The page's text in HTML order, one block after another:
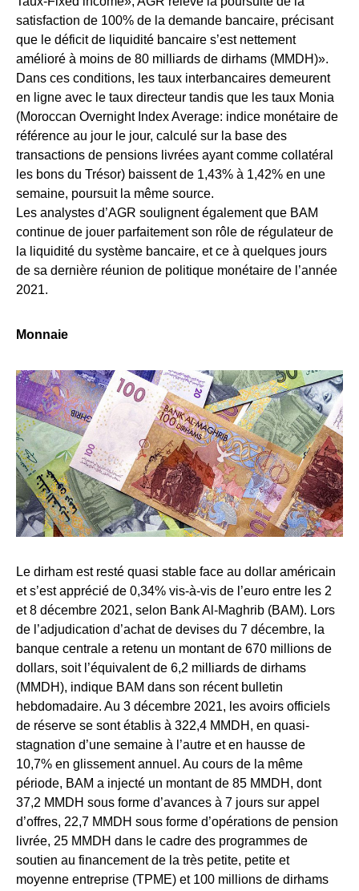
satisfaction de 100% de la demande bancaire, précisant
que le déficit de liquidité bancaire s’est nettement
amélioré à moins de 80 milliards de dirhams (MMDH)».
Dans ces conditions, les taux interbancaires demeurent
en ligne avec le taux directeur tandis que les taux Monia
(Moroccan Overnight Index Average: indice monétaire de
référence au jour le jour, calculé sur la base des
transactions de pensions livrées ayant comme collatéral
les bons du Trésor) baissent de 1,43% à 1,42% en une
semaine, poursuit la même source.
Les analystes d’AGR soulignent également que BAM
continue de jouer parfaitement son rôle de régulateur de
la liquidité du système bancaire, et ce à quelques jours
de sa dernière réunion de politique monétaire de l’année
2021.
Monnaie
Le dirham est resté quasi stable face au dollar américain
et s’est apprécié de 0,34% vis-à-vis de l’euro entre les 2
et 8 décembre 2021, selon Bank Al-Maghrib (BAM). Lors
de l’adjudication d’achat de devises du 7 décembre, la
banque centrale a retenu un montant de 670 millions de
dollars, soit l’équivalent de 6,2 milliards de dirhams
(MMDH), indique BAM dans son récent bulletin
hebdomadaire. Au 3 décembre 2021, les avoirs officiels
de réserve se sont établis à 322,4 MMDH, en quasi-
stagnation d’une semaine à l’autre et en hausse de
10,7% en glissement annuel. Au cours de la même
période, BAM a injecté un montant de 85 MMDH, dont
37,2 MMDH sous forme d’avances à 7 jours sur appel
d’offres, 22,7 MMDH sous forme d’opérations de pension
livrée, 25 MMDH dans le cadre des programmes de
soutien au financement de la très petite, petite et
moyenne entreprise (TPME) et 100 millions de dirhams